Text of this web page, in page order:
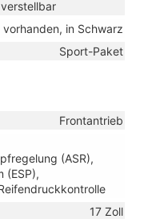
vorhanden, in Schwarz
Sport-Paket
Frontantrieb
(ASR),
(ESP),
17 Zoll